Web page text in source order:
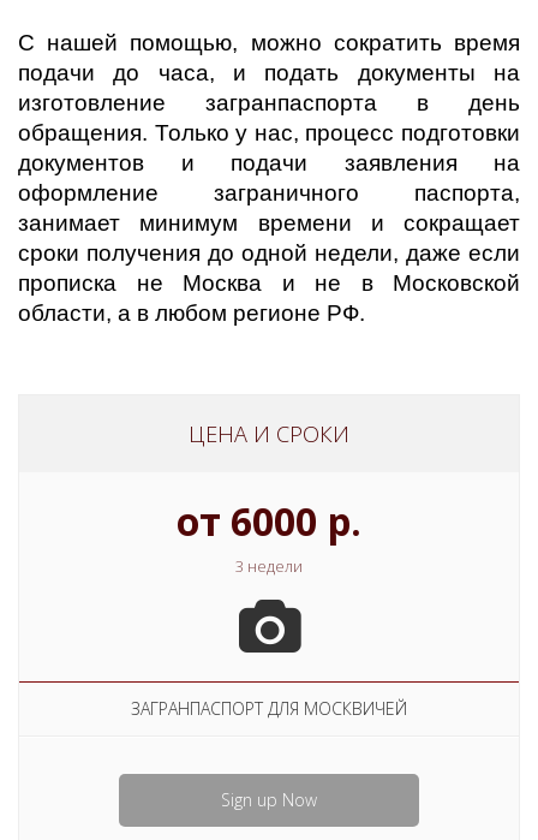
С нашей помощью, можно сократить время
подачи до часа, и подать документы на
изготовление загранпаспорта в день
обращения. Только у нас, процесс подготовки
документов и подачи заявления на
оформление заграничного паспорта,
занимает минимум времени и сокращает
сроки получения до одной недели, даже если
прописка не Москва и не в Московской
области, а в любом регионе РФ.
ЦЕНА И СРОКИ
от 6000 р.
3 недели
ЗАГРАНПАСПОРТ ДЛЯ МОСКВИЧЕЙ
Sign up Now